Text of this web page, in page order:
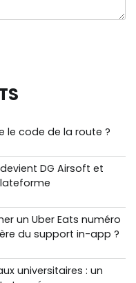
le code de la route ?
DG Airsoft et
un Uber Eats numéro
du support in-app ?
universitaires : un